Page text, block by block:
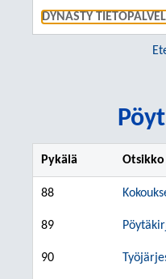
DYNASTY
Pykälä Otsikko
88
89
90